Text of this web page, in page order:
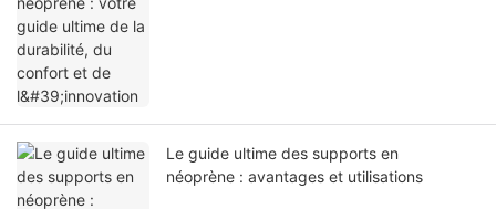
Le guide ultime des supports en
néoprène : avantages et utilisations